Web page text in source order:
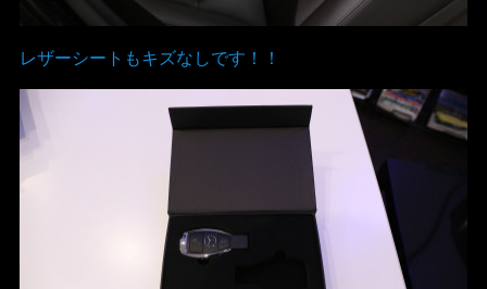
レザーシートもキズなしです！！